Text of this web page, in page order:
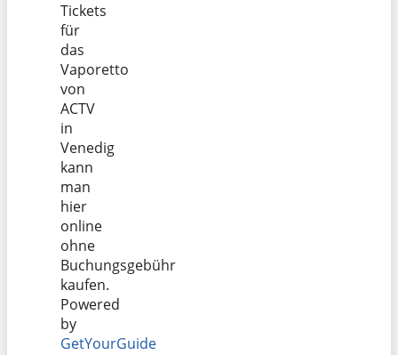
Tickets
für
das
Vaporetto
von
ACTV
in
Venedig
kann
man
hier
online
ohne
Buchungsgebühr
kaufen.
Powered
by
GetYourGuide